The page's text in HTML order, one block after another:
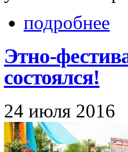
подробнее
Этно-
состоялся!
24 июля 2016